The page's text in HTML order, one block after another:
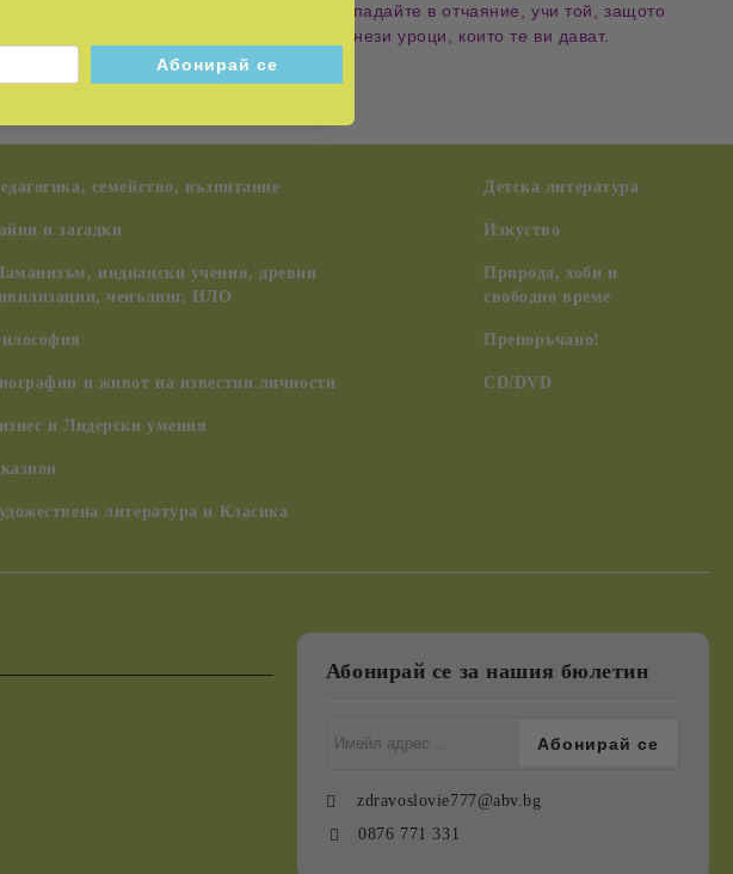
начините за преодоляването им. Не изпадайте в отчаяние, учи той, защото
черните дупки да разпознавате онези уроци, които те ви дават.
семейство, възпитание
и загадки
индиански учения, древни
ченълинг, НЛО
и живот на известни личности
и Лидерски умения
литература и Класика
Детска литература
Изкуство
Природа, хоби и
свободно време
Препоръчано!
CD/DVD
Абонирай се за нашия бюлетин
zdravoslovie777@abv.bg
0876 771 331